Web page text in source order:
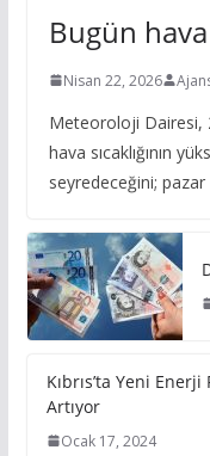
Bugün
Nisan 22, 2026
Meteoroloji Dairesi,
hava sıcaklığının
seyredeceğini;
Kıbrıs’ta Yeni
Artıyor
Ocak 17, 2024